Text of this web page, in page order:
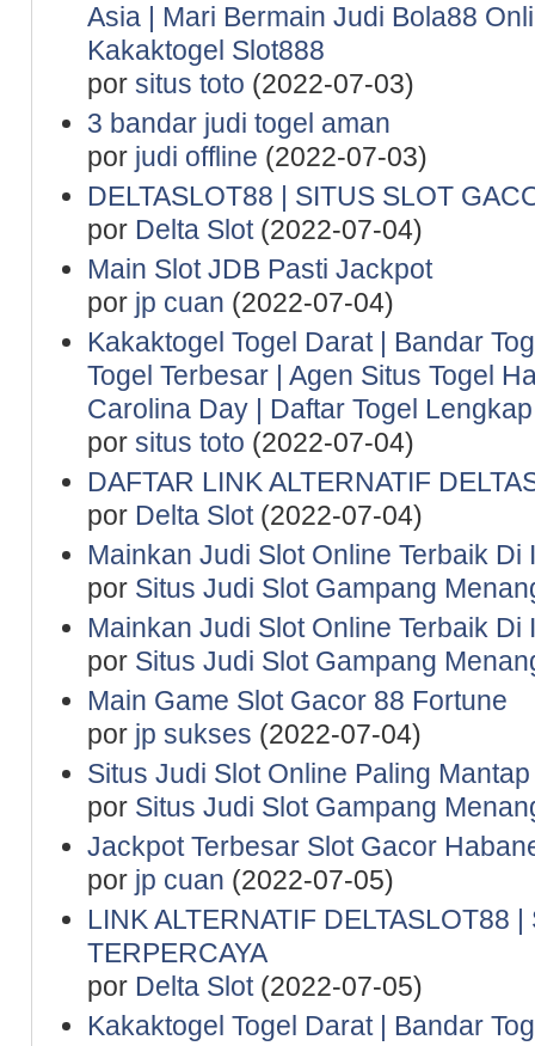
Asia | Mari Bermain Judi Bola88
Kakaktogel Slot888
por situs toto (2022-07-03)
3 bandar judi togel aman
por judi offline (2022-07-03)
DELTASLOT88 | SITUS SLOT
por Delta Slot(2022-07-04)
Main Slot JDB Pasti Jackpot
por jp cuan (2022-07-04)
Kakaktogel Togel Darat | Bandar
Togel Terbesar | Agen Situs Togel
Carolina Day | Daftar Togel
por situs toto (2022-07-04)
DAFTAR LINK ALTERNATIF
por Delta Slot(2022-07-04)
Mainkan Judi Slot Online Terbaik Di
por Situs Judi Slot Gampang
Mainkan Judi Slot Online Terbaik Di
por Situs Judi Slot Gampang
Main Game Slot Gacor 88 Fortune
por jp sukses (2022-07-04)
Situs Judi Slot Online Paling
por Situs Judi Slot Gampang
Jackpot Terbesar Slot Gacor
por jp cuan (2022-07-05)
LINK ALTERNATIF DELTASLOT88
TERPERCAYA
por Delta Slot(2022-07-05)
Kakaktogel Togel Darat | Bandar